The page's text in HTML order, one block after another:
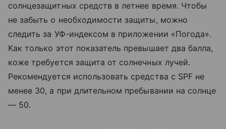
солнцезащитных средств в летнее время. Чтобы
не забыть о необходимости защиты, можно
следить за УФ-индексом в приложении «Погода».
Как только этот показатель превышает два балла,
коже требуется защита от солнечных лучей.
Рекомендуется использовать средства с SPF не
менее 30, а при длительном пребывании на солнце
— 50.